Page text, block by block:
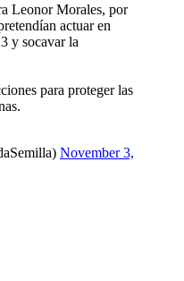
Leonor Morales, por
actuar en
y socavar la
para proteger las
November 3,